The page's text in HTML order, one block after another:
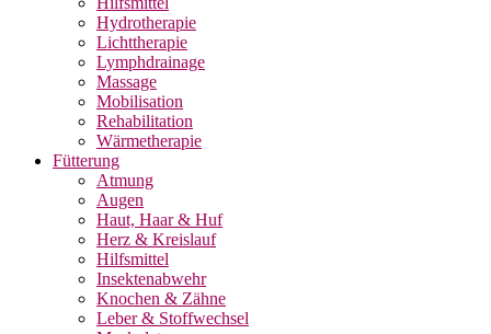
Hydrotherapie
Lichttherapie
Lymphdrainage
Massage
Mobilisation
Rehabilitation
Wärmetherapie
Fütterung
Atmung
Augen
Haut, Haar & Huf
Herz & Kreislauf
Hilfsmittel
Insektenabwehr
Knochen & Zähne
Leber & Stoffwechsel